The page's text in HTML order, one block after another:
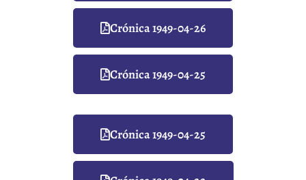
Crónica 1949-04-26
Crónica 1949-04-25
Crónica 1949-04-25